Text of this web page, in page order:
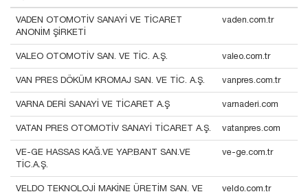
VADEN OTOMOTİV SANAYİ VE TİCARET
ANONİM ŞİRKETİ
vaden.com.tr
VALEO OTOMOTİV SAN. VE TİC. A.Ş. valeo.com.tr
VAN PRES DÖKÜM KROMAJ SAN. VE TİC. A.Ş. vanpres.com.tr
VARNA DERİ SANAYİ VE TİCARET A.Ş varnaderi.com
VATAN PRES OTOMOTİV SANAYİ TİCARET A.Ş. vatanpres.com
VE-GE HASSAS KAĞ.VE YAP.BANT SAN.VE
TİC.A.Ş.
ve-ge.com.tr
VELDO TEKNOLOJİ MAKİNE ÜRETİM SAN. VE
veldo.com.tr